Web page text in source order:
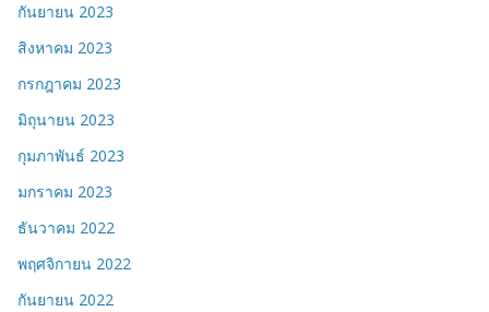
กันยายน 2023
สิงหาคม 2023
กรกฎาคม 2023
มิถุนายน 2023
กุมภาพันธ์ 2023
มกราคม 2023
ธันวาคม 2022
พฤศจิกายน 2022
กันยายน 2022